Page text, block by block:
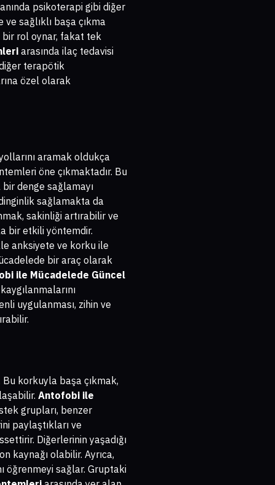
psikoterapi gibi diğer
sağlıklı başa çıkma
bir rol oynar, fakat tek
arasında ilaç tedavisi
terapötik
özel olarak
aramak oldukça
öne çıkmaktadır. Bu
denge sağlamayı
sağlamakta da
sakinliği artırabilir ve
bir etkili yöntemdir.
anksiyete ve korku ile
bir araç olarak
ile Mücadelede Güncel
uygulanması, zihin ve
korkuyla başa çıkmak,
Antofobi ile
grupları, benzer
paylaştıkları ve
Diğerlerinin yaşadığı
kaynağı olabilir. Ayrıca,
öğrenmeyi sağlar. Gruptaki